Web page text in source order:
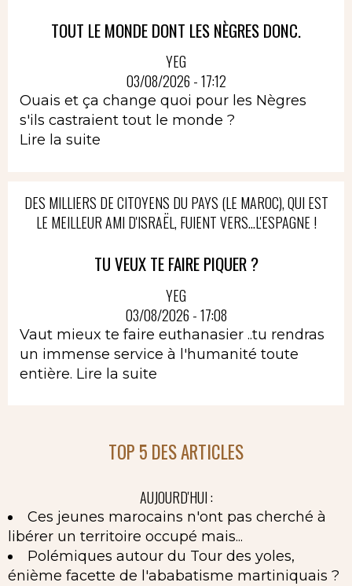
TOUT LE MONDE DONT LES NÈGRES DONC.
YEG
03/08/2026 - 17:12
Ouais et ça change quoi pour les Nègres
s'ils castraient tout le monde ?
Lire la suite
DES MILLIERS DE CITOYENS DU PAYS (LE MAROC), QUI EST
LE MEILLEUR AMI D'ISRAËL, FUIENT VERS...L'ESPAGNE !
TU VEUX TE FAIRE PIQUER ?
YEG
03/08/2026 - 17:08
Vaut mieux te faire euthanasier ..tu rendras
un immense service à l'humanité toute
entière. Lire la suite
TOP 5 DES ARTICLES
AUJOURD'HUI :
Ces jeunes marocains n'ont pas cherché à
libérer un territoire occupé mais...
Polémiques autour du Tour des yoles,
énième facette de l'ababatisme martiniquais ?